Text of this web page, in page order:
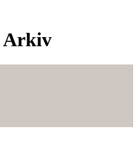
Arkiv